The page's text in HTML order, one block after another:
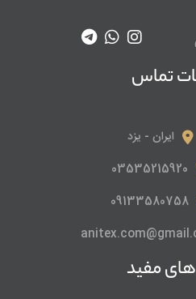
تماس
ایران - یزد
03535215920
09133580758
مفید